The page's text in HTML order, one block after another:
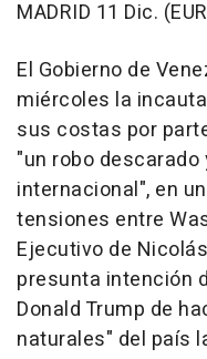
MADRID 11 Dic.
El Gobierno de
miércoles la
sus costas por
"un robo
internacional", en
tensiones entre
Ejecutivo de
presunta intención
Donald Trump de
naturales" del país